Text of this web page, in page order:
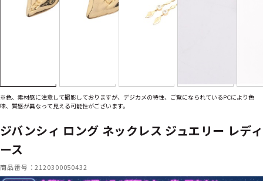
※色、素材感に注意して撮影しておりますが、デジカメの特性、ご覧になられているPCにより色
味、質感が異なって見える可能性がございます。
ジバンシィ ロング ネックレス ジュエリー レディ
ース
商品番号：2120300050432